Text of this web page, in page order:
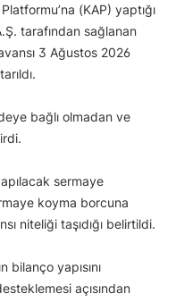
(KAP) yaptığı
tarafından sağlanan
3 Ağustos 2026
bağlı olmadan ve
sermaye
koyma borcuna
niteliği taşıdığı belirtildi.
bilanço yapısını
açısından